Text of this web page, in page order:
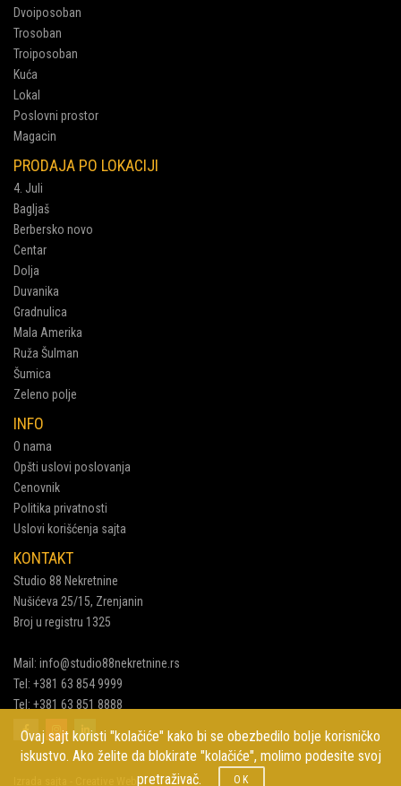
Dvoiposoban
Trosoban
Troiposoban
Kuća
Lokal
Poslovni prostor
Magacin
PRODAJA PO LOKACIJI
4. Juli
Bagljaš
Berbersko novo
Centar
Dolja
Duvanika
Gradnulica
Mala Amerika
Ruža Šulman
Šumica
Zeleno polje
INFO
O nama
Opšti uslovi poslovanja
Cenovnik
Politika privatnosti
Uslovi korišćenja sajta
KONTAKT
Studio 88 Nekretnine
Nušićeva 25/15, Zrenjanin
Broj u registru 1325
Mail: info@studio88nekretnine.rs
Tel: +381 63 854 9999
Tel: +381 63 851 8888
Ovaj sajt koristi "kolačiće" kako bi se obezbedilo bolje korisničko
iskustvo. Ako želite da blokirate "kolačiće", molimo podesite svoj
pretraživač.
OK